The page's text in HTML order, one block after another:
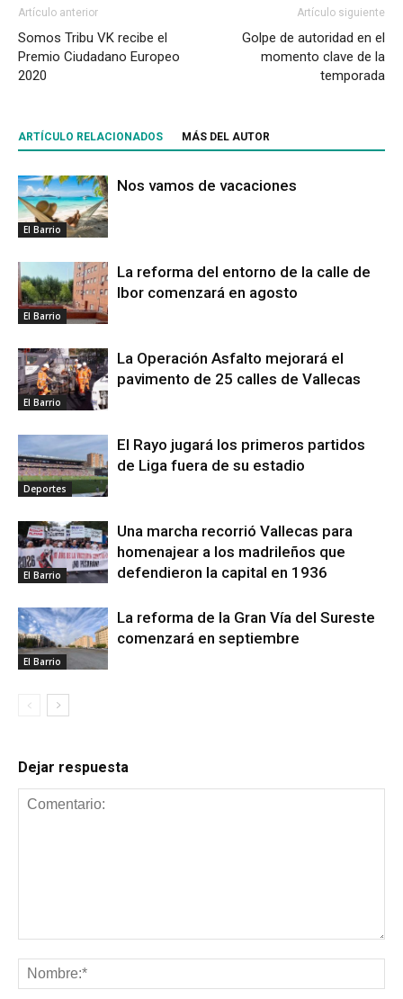
Artículo anterior
Somos Tribu VK recibe el
Premio Ciudadano Europeo
2020
Artículo siguiente
Golpe de autoridad en el
momento clave de la
temporada
ARTÍCULO RELACIONADOS MÁS DEL AUTOR
El Barrio
Nos vamos de vacaciones
El Barrio
La reforma del entorno de la calle de
Ibor comenzará en agosto
El Barrio
La Operación Asfalto mejorará el
pavimento de 25 calles de Vallecas
Deportes
El Rayo jugará los primeros partidos
de Liga fuera de su estadio
El Barrio
Una marcha recorrió Vallecas para
homenajear a los madrileños que
defendieron la capital en 1936
El Barrio
La reforma de la Gran Vía del Sureste
comenzará en septiembre
Dejar respuesta